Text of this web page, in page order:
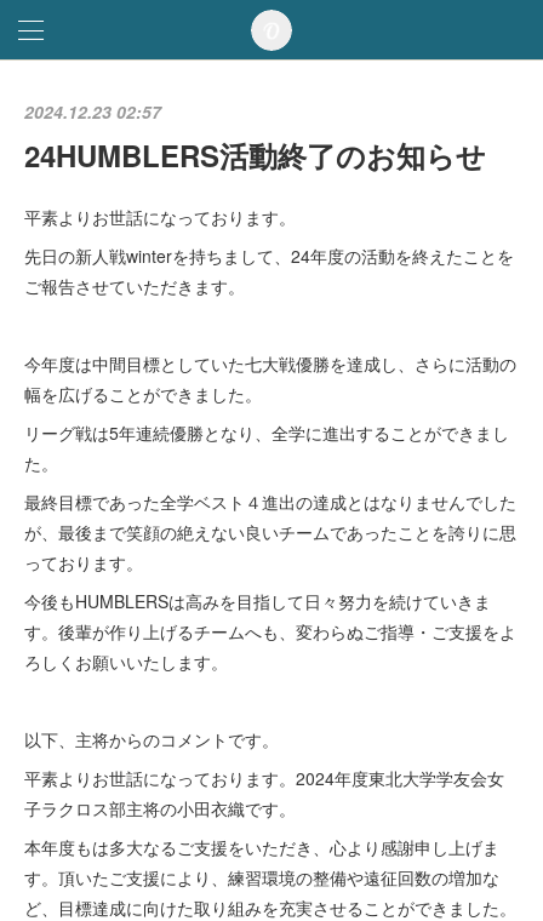
2024.12.23 02:57
24HUMBLERS活動終了のお知らせ
平素よりお世話になっております。
先日の新人戦winterを持ちまして、24年度の活動を終えたことを
ご報告させていただきます。
今年度は中間目標としていた七大戦優勝を達成し、さらに活動の
幅を広げることができました。
リーグ戦は5年連続優勝となり、全学に進出することができまし
た。
最終目標であった全学ベスト４進出の達成とはなりませんでした
が、最後まで笑顔の絶えない良いチームであったことを誇りに思
っております。
今後もHUMBLERSは高みを目指して日々努力を続けていきま
す。後輩が作り上げるチームへも、変わらぬご指導・ご支援をよ
ろしくお願いいたします。
以下、主将からのコメントです。
平素よりお世話になっております。2024年度東北大学学友会女
子ラクロス部主将の小田衣織です。
本年度もは多大なるご支援をいただき、心より感謝申し上げま
す。頂いたご支援により、練習環境の整備や遠征回数の増加な
ど、目標達成に向けた取り組みを充実させることができました。